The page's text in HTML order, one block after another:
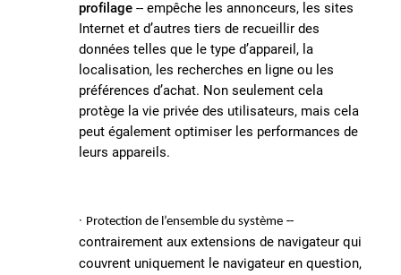
profilage -- empêche les annonceurs, les sites
Internet et d’autres tiers de recueillir des
données telles que le type d’appareil, la
localisation, les recherches en ligne ou les
préférences d’achat. Non seulement cela
protège la vie privée des utilisateurs, mais cela
peut également optimiser les performances de
leurs appareils.
· Protection de l’ensemble du système --
contrairement aux extensions de navigateur qui
couvrent uniquement le navigateur en question,